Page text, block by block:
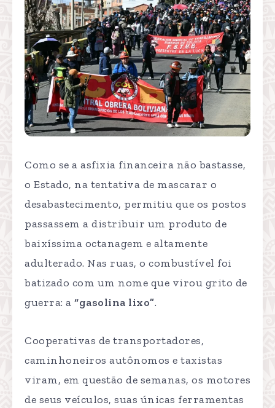
Como se a asfixia financeira não bastasse,
o Estado, na tentativa de mascarar o
desabastecimento, permitiu que os postos
passassem a distribuir um produto de
baixíssima octanagem e altamente
adulterado. Nas ruas, o combustível foi
batizado com um nome que virou grito de
guerra: a “gasolina lixo”.
Cooperativas de transportadores,
caminhoneiros autônomos e taxistas
viram, em questão de semanas, os motores
de seus veículos, suas únicas ferramentas